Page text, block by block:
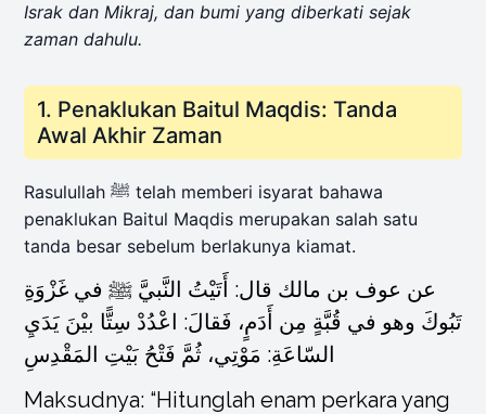
Israk dan Mikraj, dan bumi yang diberkati sejak
zaman dahulu.
1. Penaklukan Baitul Maqdis: Tanda
Awal Akhir Zaman
Rasulullah ﷺ telah memberi isyarat bahawa
penaklukan Baitul Maqdis merupakan salah satu
tanda besar sebelum berlakunya kiamat.
عن عوف بن مالك قال: أَتَيْتُ النَّبيَّ ﷺ في غَزْوَةِ
تَبُوكَ وهو في قُبَّةٍ مِن أَدَمٍ، فَقالَ: اعْدُدْ سِتًّا بيْنَ يَدَيِ
السّاعَةِ: مَوْتِي، ثُمَّ فَتْحُ بَيْتِ المَقْدِسِ
Maksudnya: “Hitunglah enam perkara yang